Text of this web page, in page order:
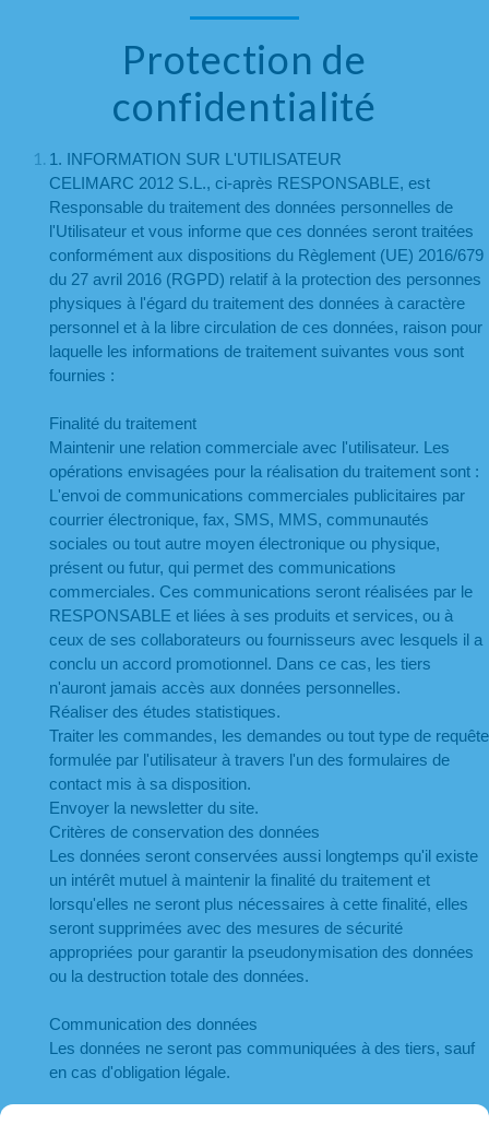
Protection de
confidentialité
1. INFORMATION SUR L'UTILISATEUR
CELIMARC 2012 S.L., ci-après RESPONSABLE, est
Responsable du traitement des données personnelles de
l'Utilisateur et vous informe que ces données seront traitées
conformément aux dispositions du Règlement (UE) 2016/679
du 27 avril 2016 (RGPD) relatif à la protection des personnes
physiques à l'égard du traitement des données à caractère
personnel et à la libre circulation de ces données, raison pour
laquelle les informations de traitement suivantes vous sont
fournies :
Finalité du traitement
Maintenir une relation commerciale avec l'utilisateur. Les
opérations envisagées pour la réalisation du traitement sont :
L'envoi de communications commerciales publicitaires par
courrier électronique, fax, SMS, MMS, communautés
sociales ou tout autre moyen électronique ou physique,
présent ou futur, qui permet des communications
commerciales. Ces communications seront réalisées par le
RESPONSABLE et liées à ses produits et services, ou à
ceux de ses collaborateurs ou fournisseurs avec lesquels il a
conclu un accord promotionnel. Dans ce cas, les tiers
n'auront jamais accès aux données personnelles.
Réaliser des études statistiques.
Traiter les commandes, les demandes ou tout type de requête
formulée par l'utilisateur à travers l'un des formulaires de
contact mis à sa disposition.
Envoyer la newsletter du site.
Critères de conservation des données
Les données seront conservées aussi longtemps qu'il existe
un intérêt mutuel à maintenir la finalité du traitement et
lorsqu'elles ne seront plus nécessaires à cette finalité, elles
seront supprimées avec des mesures de sécurité
appropriées pour garantir la pseudonymisation des données
ou la destruction totale des données.
Communication des données
Les données ne seront pas communiquées à des tiers, sauf
en cas d'obligation légale.